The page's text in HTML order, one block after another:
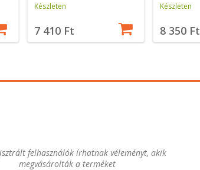
Készleten
7 410 Ft
Készleten
8 350 Ft
felhasználók írhatnak véleményt, akik
megvásárolták a terméket